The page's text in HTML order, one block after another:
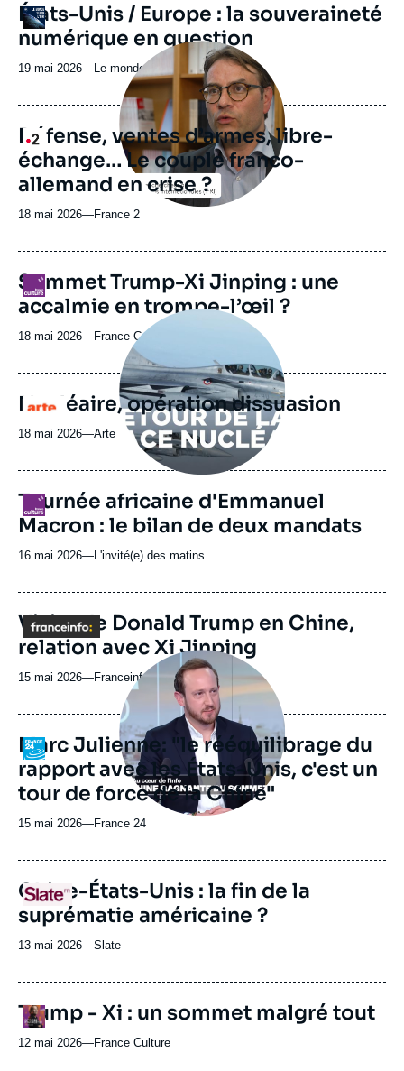
Logo
URL
de
Spotify
États-Unis / Europe : la souveraineté
numérique en question
19 mai 2026—Nom
journal,
ou
émission
Le monde selon l'Ifri
Logo
Image
principale
médiatique
Défense, ventes d’armes, libre-
échange… Le couple franco-
allemand en crise ?
18 mai 2026—Nom
journal,
ou
émission
France 2
Logo
Sommet Trump-Xi Jinping : une
accalmie en trompe-l’œil ?
18 mai 2026—Nom
journal,
revue
ou
émission
France Culture
Logo
Image
principale
médiatique
Nucléaire, opération dissuasion
18 mai 2026—Nom
journal,
ou
émission
Arte
Logo
URL
de
Spotify
Tournée africaine d'Emmanuel
Macron : le bilan de deux mandats
16 mai 2026—Nom
journal,
ou
émission
L'invité(e) des matins
Logo
Visite de Donald Trump en Chine,
relation avec Xi Jinping
15 mai 2026—Nom
journal,
revue
ou
émission
Franceinfo
Logo
Image
principale
médiatique
Marc Julienne: "le rééquilibrage du
rapport avec les États-Unis, c'est un
tour de force de la Chine"
15 mai 2026—Nom
journal,
revue
ou
émission
France 24
Logo
URL
de
Spotify
Chine-États-Unis : la fin de la
suprématie américaine ?
13 mai 2026—Nom
journal,
ou
émission
Slate
Logo
URL
de
Spotify
Trump - Xi : un sommet malgré tout
12 mai 2026—Nom
France Culture